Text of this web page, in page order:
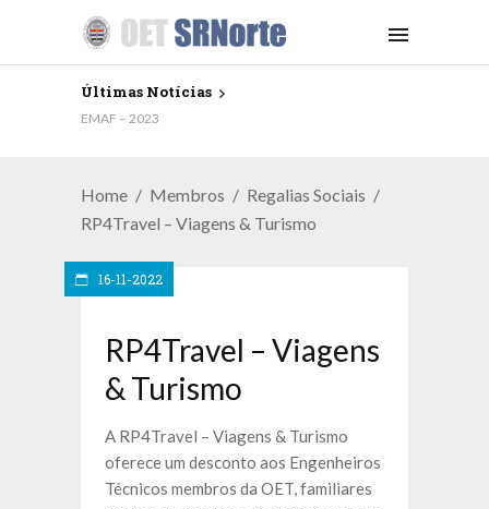
Últimas Notícias
EMAF – 2023
Home Membros
Regalias Sociais
RP4Travel – Viagens & Turismo
16-11-2022
RP4Travel – Viagens
& Turismo
A RP4Travel – Viagens & Turismo
oferece um desconto aos Engenheiros
Técnicos membros da OET, familiares